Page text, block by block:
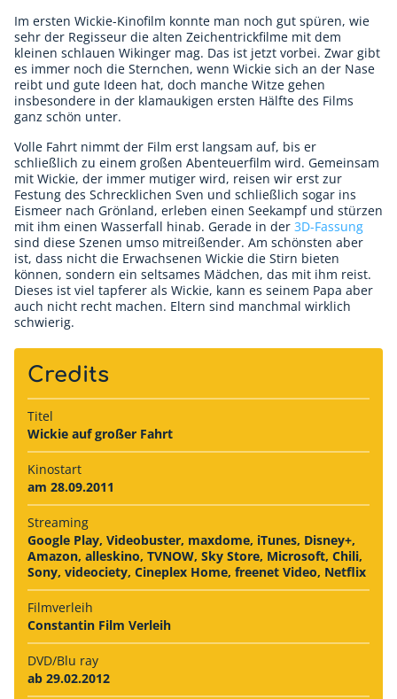
Im ersten Wickie-Kinofilm konnte man noch gut spüren, wie
sehr der Regisseur die alten Zeichentrickfilme mit dem
kleinen schlauen Wikinger mag. Das ist jetzt vorbei. Zwar gibt
es immer noch die Sternchen, wenn Wickie sich an der Nase
reibt und gute Ideen hat, doch manche Witze gehen
insbesondere in der klamaukigen ersten Hälfte des Films
ganz schön unter.
Volle Fahrt nimmt der Film erst langsam auf, bis er
schließlich zu einem großen Abenteuerfilm wird. Gemeinsam
mit Wickie, der immer mutiger wird, reisen wir erst zur
Festung des Schrecklichen Sven und schließlich sogar ins
Eismeer nach Grönland, erleben einen Seekampf und stürzen
mit ihm einen Wasserfall hinab. Gerade in der 3D-Fassung
sind diese Szenen umso mitreißender. Am schönsten aber
ist, dass nicht die Erwachsenen Wickie die Stirn bieten
können, sondern ein seltsames Mädchen, das mit ihm reist.
Dieses ist viel tapferer als Wickie, kann es seinem Papa aber
auch nicht recht machen. Eltern sind manchmal wirklich
schwierig.
Credits
Titel
Wickie auf großer Fahrt
Kinostart
am 28.09.2011
Streaming
Google Play, Videobuster, maxdome, iTunes, Disney+,
Amazon, alleskino, TVNOW, Sky Store, Microsoft, Chili,
Sony, videociety, Cineplex Home, freenet Video, Netflix
Filmverleih
Constantin Film Verleih
DVD/Blu ray
ab 29.02.2012